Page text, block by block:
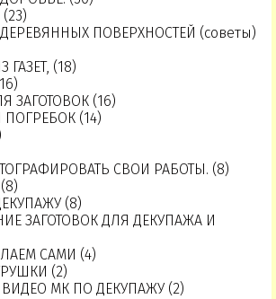
ПОВЕРХНОСТЕЙ (советы)
ГАЗЕТ, (18)
ЗАГОТОВОК (16)
(14)
СВОИ РАБОТЫ. (8)
(8)
ЗАГОТОВОК ДЛЯ ДЕКУПАЖА И
САМИ (4)
(2)
МК ПО ДЕКУПАЖУ (2)